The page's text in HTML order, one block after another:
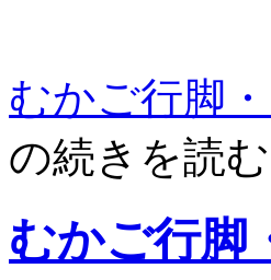
むかご行脚
の続きを読む
むかご行脚